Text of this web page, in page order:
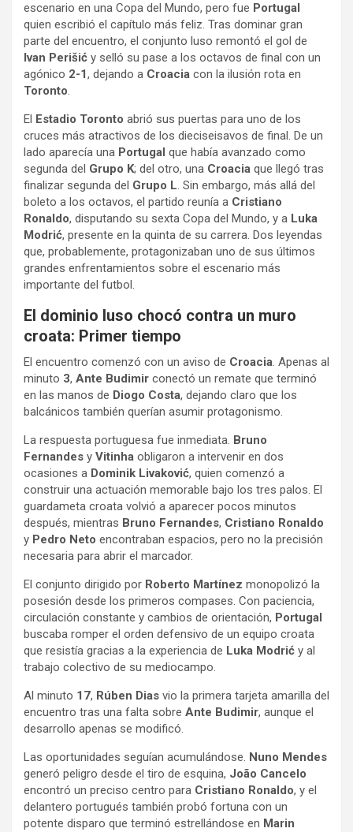
escenario en una Copa del Mundo, pero fue Portugal
quien escribió el capítulo más feliz. Tras dominar gran
parte del encuentro, el conjunto luso remontó el gol de
Ivan Perišić y selló su pase a los octavos de final con un
agónico 2-1, dejando a Croacia con la ilusión rota en
Toronto.
El Estadio Toronto abrió sus puertas para uno de los
cruces más atractivos de los dieciseisavos de final. De un
lado aparecía una Portugal que había avanzado como
segunda del Grupo K; del otro, una Croacia que llegó tras
finalizar segunda del Grupo L. Sin embargo, más allá del
boleto a los octavos, el partido reunía a Cristiano
Ronaldo, disputando su sexta Copa del Mundo, y a Luka
Modrić, presente en la quinta de su carrera. Dos leyendas
que, probablemente, protagonizaban uno de sus últimos
grandes enfrentamientos sobre el escenario más
importante del futbol.
El dominio luso chocó contra un muro
croata: Primer tiempo
El encuentro comenzó con un aviso de Croacia. Apenas al
minuto 3, Ante Budimir conectó un remate que terminó
en las manos de Diogo Costa, dejando claro que los
balcánicos también querían asumir protagonismo.
La respuesta portuguesa fue inmediata. Bruno
Fernandes y Vitinha obligaron a intervenir en dos
ocasiones a Dominik Livaković, quien comenzó a
construir una actuación memorable bajo los tres palos. El
guardameta croata volvió a aparecer pocos minutos
después, mientras Bruno Fernandes, Cristiano Ronaldo
y Pedro Neto encontraban espacios, pero no la precisión
necesaria para abrir el marcador.
El conjunto dirigido por Roberto Martínez monopolizó la
posesión desde los primeros compases. Con paciencia,
circulación constante y cambios de orientación, Portugal
buscaba romper el orden defensivo de un equipo croata
que resistía gracias a la experiencia de Luka Modrić y al
trabajo colectivo de su mediocampo.
Al minuto 17, Rúben Dias vio la primera tarjeta amarilla del
encuentro tras una falta sobre Ante Budimir, aunque el
desarrollo apenas se modificó.
Las oportunidades seguían acumulándose. Nuno Mendes
generó peligro desde el tiro de esquina, João Cancelo
encontró un preciso centro para Cristiano Ronaldo, y el
delantero portugués también probó fortuna con un
potente disparo que terminó estrellándose en Marin